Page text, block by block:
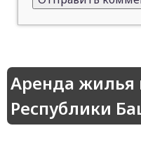
Аренда жилья
Республики